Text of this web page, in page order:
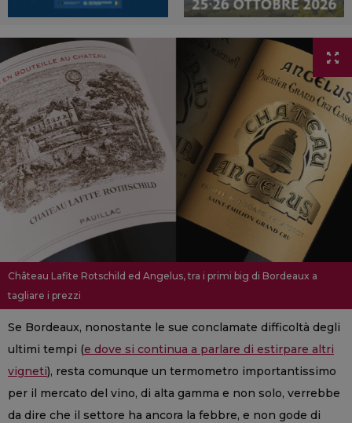
Château Lafite Rotschild ed Angelus, tra i primi big di Bordeaux a
tagliare i prezzi
Se Bordeaux, nonostante le sue conclamate difficoltà degli
ultimi tempi (e dove si continua a parlare di estirpare altri
vigneti), resta comunque un termometro importantissimo
per il mercato del vino, di alta gamma e non solo, verrebbe
da dire che il settore ha ancora la febbre, e non gode di